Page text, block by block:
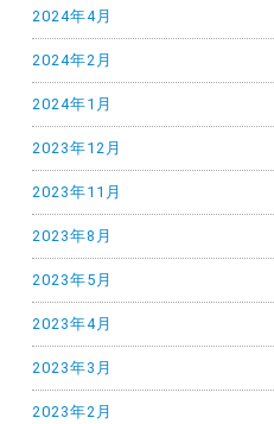
2024年4月
2024年2月
2024年1月
2023年12月
2023年11月
2023年8月
2023年5月
2023年4月
2023年3月
2023年2月